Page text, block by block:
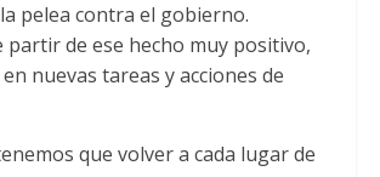
pelea contra el gobierno.
partir de ese hecho muy positivo,
nuevas tareas y acciones de
que volver a cada lugar de